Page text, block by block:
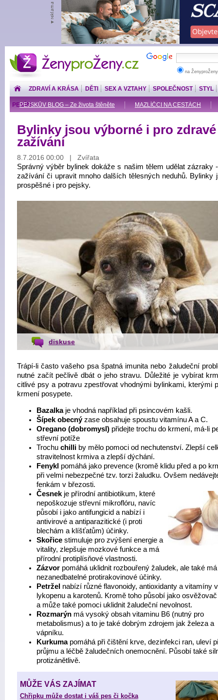
ŽenyproŽeny.cz
na
ZDRAVÍ A KRÁSA DĚTI SEX A VZTAHY SPOLEČNOST STYL
PEJSKŮV BLOG – Ze života štěněte MAZLÍČCI NA CESTÁCH
PENÍZE
Bylinky jsou výborné i pro
zažívání
8.7.2016 00:00 | Zvířata
Správný výběr bylinek dokáže s našim tělem udělat zázraky
zažívání či upravit mnoho dalších tělesných neduhů. Bylinky
prospěšné i pro pejsky.
diskuse
Trápí-li často vašeho psa špatná imunita nebo žaludeční
nutné začít pečlivě dbát o jeho stravu. Důležité je vybírat
citlivé psy a potravu zpestřovat vhodnými bylinkami, kterými
krmení posypete.
Bazalka je vhodná například při psincovém kašli.
Šípek obecnýzase obsahuje spoustu vitamínu A a C.
Oregano (dobromysl) přidejte trochu do krmení, má-li
střevní potíže
Trochu chilli by mělo pomoci od nechutenství. Zlepší
stravitelnost krmiva a zlepší dýchání.
Fenykl pomáhá jako prevence (kromě klidu před a po
při velmi nebezpečné tzv. torzi žaludku. Ovšem
fenkám v březosti.
Česnek je přírodní antibiotikum, které
nepoškozuje střevní mikroflóru, navíc
působí i jako antifungicid a nabízí i
antivirové a antiparazitické (i proti
blechám a klíšťatům) účinky.
Skořice stimuluje pro zvýšení energie a
vitality, zlepšuje mozkové funkce a má
přírodní protiplísňové vlastnosti.
Zázvor pomáhá uklidnit rozbouřený žaludek, ale také má
nezanedbatelné protirakovinové účinky.
Petržel nabízí různé flavonoidy, antioxidanty a vitamíny
lykopenu a karotenů. Kromě toho působí jako
a může také pomoci uklidnit žaludeční nevolnost.
Rozmarýn má vysoký obsah vitaminu B6 (nutný pro
metabolismus) a to je také dobrým zdrojem jak železa a
vápníku.
Kurkuma pomáhá při čištění krve, dezinfekci ran, uleví
průjmu a léčbě žaludečních onemocnění. Působí také
protizánětlivě.
MŮŽE VÁS ZAJÍMAT
Chřipku může dostat i váš pes či kočka